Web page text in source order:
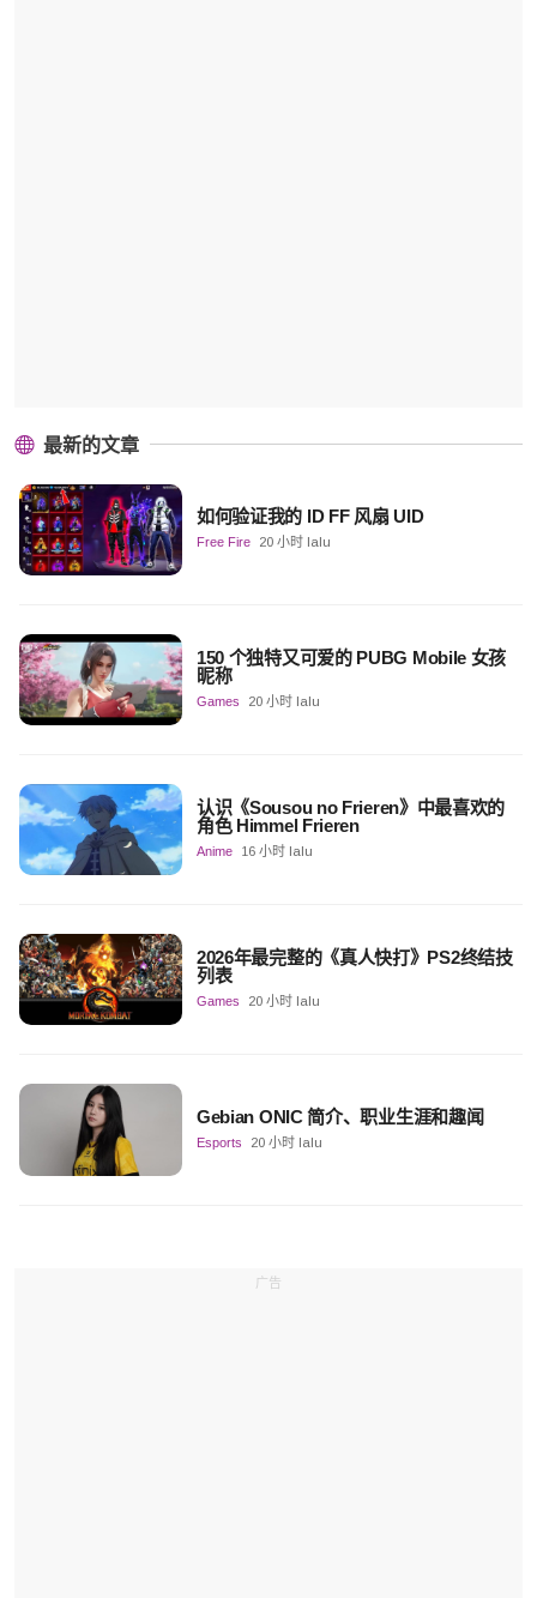
最新的文章
如何验证我的 ID FF 风扇 UID
Free Fire 20 小时 lalu
150 个独特又可爱的 PUBG Mobile 女孩
昵称
Games 20 小时 lalu
认识《Sousou no Frieren》中最喜欢的
角色 Himmel Frieren
Anime 16 小时 lalu
2026年最完整的《真人快打》PS2终结技
列表
Games 20 小时 lalu
Gebian ONIC 简介、职业生涯和趣闻
Esports 20 小时 lalu
广告